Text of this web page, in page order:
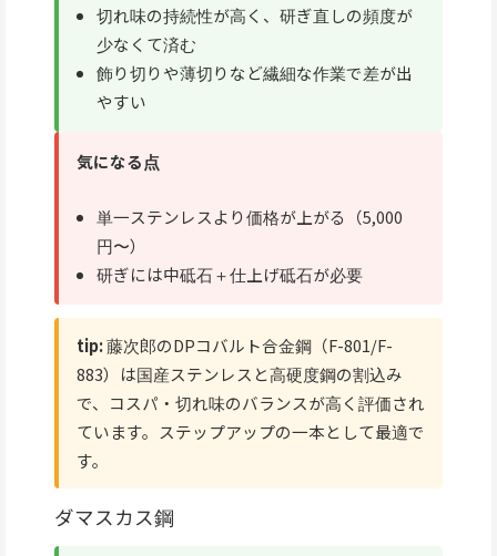
切れ味の持続性が高く、研ぎ直しの頻度が
少なくて済む
飾り切りや薄切りなど繊細な作業で差が出
やすい
気になる点
単一ステンレスより価格が上がる（5,000
円〜）
研ぎには中砥石＋仕上げ砥石が必要
tip:藤次郎のDPコバルト合金鋼（F-801/F-
883）は国産ステンレスと高硬度鋼の割込み
で、コスパ・切れ味のバランスが高く評価され
ています。ステップアップの一本として最適で
す。
ダマスカス鋼